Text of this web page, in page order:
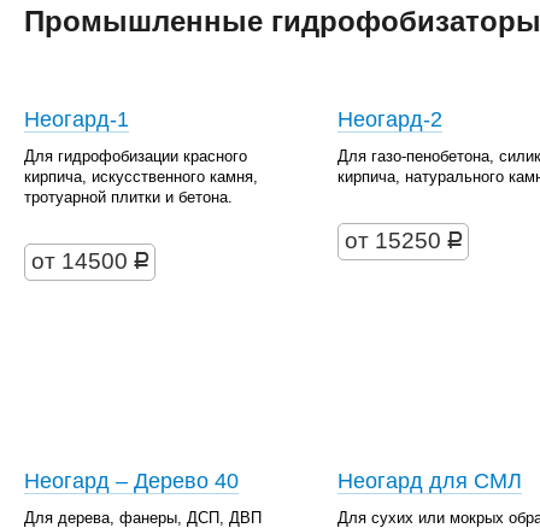
Промышленные гидрофобизаторы
Неогард-1
Для гидрофобизации красного
кирпича, искусственного камня,
тротуарной плитки и бетона.
от 14500 руб.
Неогард-2
Для газо-пенобетона,
кирпича, натурального
от 15250 руб.
Неогард – Дерево 40
Для дерева, фанеры, ДСП, ДВП
Неогард для СМЛ
Для сухих или мокрых